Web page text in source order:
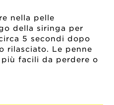
nella pelle
della siringa per
5 secondi dopo
rilasciato. Le penne
più facili da perdere o